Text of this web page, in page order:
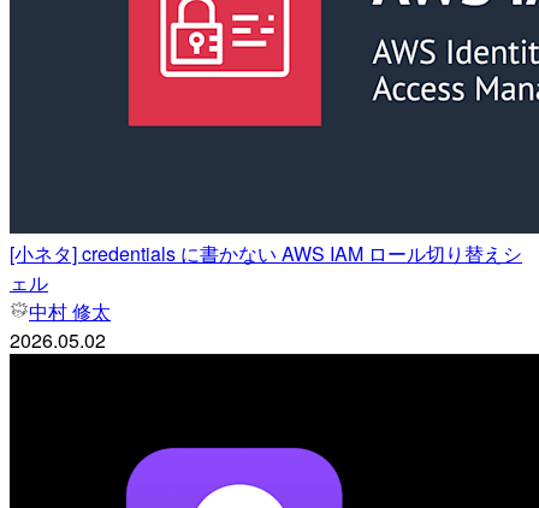
[小ネタ] credentials に書かない AWS IAM ロール切り替えシ
ェル
中村 修太
2026.05.02